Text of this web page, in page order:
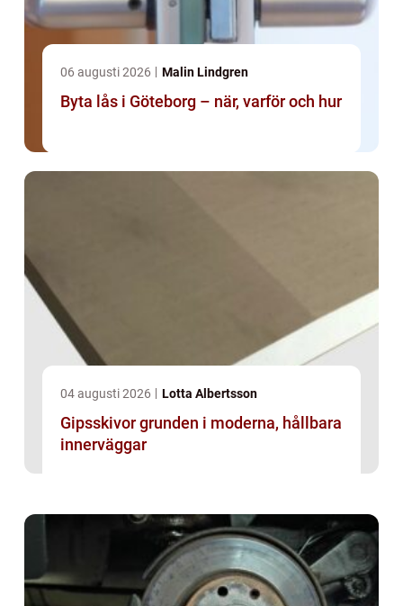
06 augusti 2026 Malin Lindgren
Byta lås i Göteborg – när, varför och hur
04 augusti 2026 Lotta Albertsson
Gipsskivor grunden i moderna, hållbara
innerväggar